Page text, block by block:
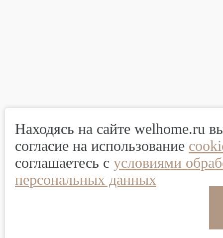
Находясь на сайте welhome.ru
согласие на использование
соглашаетесь с условиями
персональных данных